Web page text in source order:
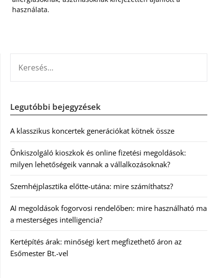
használata.
Legutóbbi bejegyzések
A klasszikus koncertek generációkat kötnek össze
Önkiszolgáló kioszkok és online fizetési megoldások:
milyen lehetőségeik vannak a vállalkozásoknak?
Szemhéjplasztika előtte-utána: mire számíthatsz?
AI megoldások fogorvosi rendelőben: mire használható ma
a mesterséges intelligencia?
Kertépítés árak: minőségi kert megfizethető áron az
Esőmester Bt.-vel